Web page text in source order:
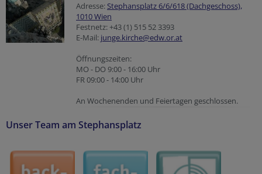
Adresse: Stephansplatz 6/6/618 (Dachgeschoss),
1010 Wien
Festnetz: +43 (1) 515 52 3393
E-Mail: junge.kirche@edw.or.at
Öffnungszeiten:
MO - DO 9:00 - 16:00 Uhr
FR 09:00 - 14:00 Uhr
An Wochenenden und Feiertagen geschlossen.
Unser Team am Stephansplatz